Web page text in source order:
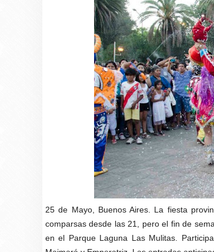
25 de Mayo, Buenos Aires. La fiesta
comparsas desde las 21, pero el fin de
en el Parque Laguna Las Mulitas.